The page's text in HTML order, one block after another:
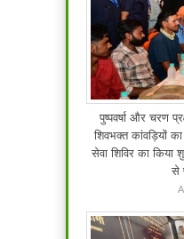
पुष्पवर्षा और चरण
शिवभक्त कांवड़ियों
सेवा शिविर का किया
से